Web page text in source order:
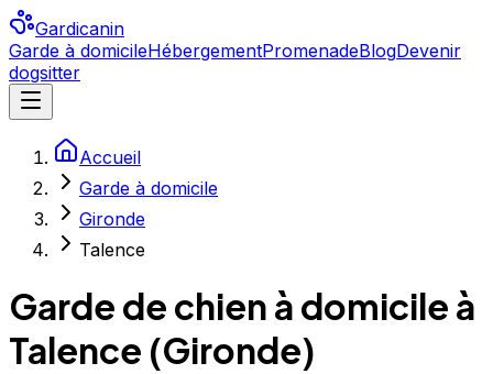
Gardicanin
Garde à domicileHébergementPromenadeBlogDevenir
dogsitter
Accueil
Garde à domicile
Gironde
Talence
Garde de chien à domicile à
Talence (Gironde)